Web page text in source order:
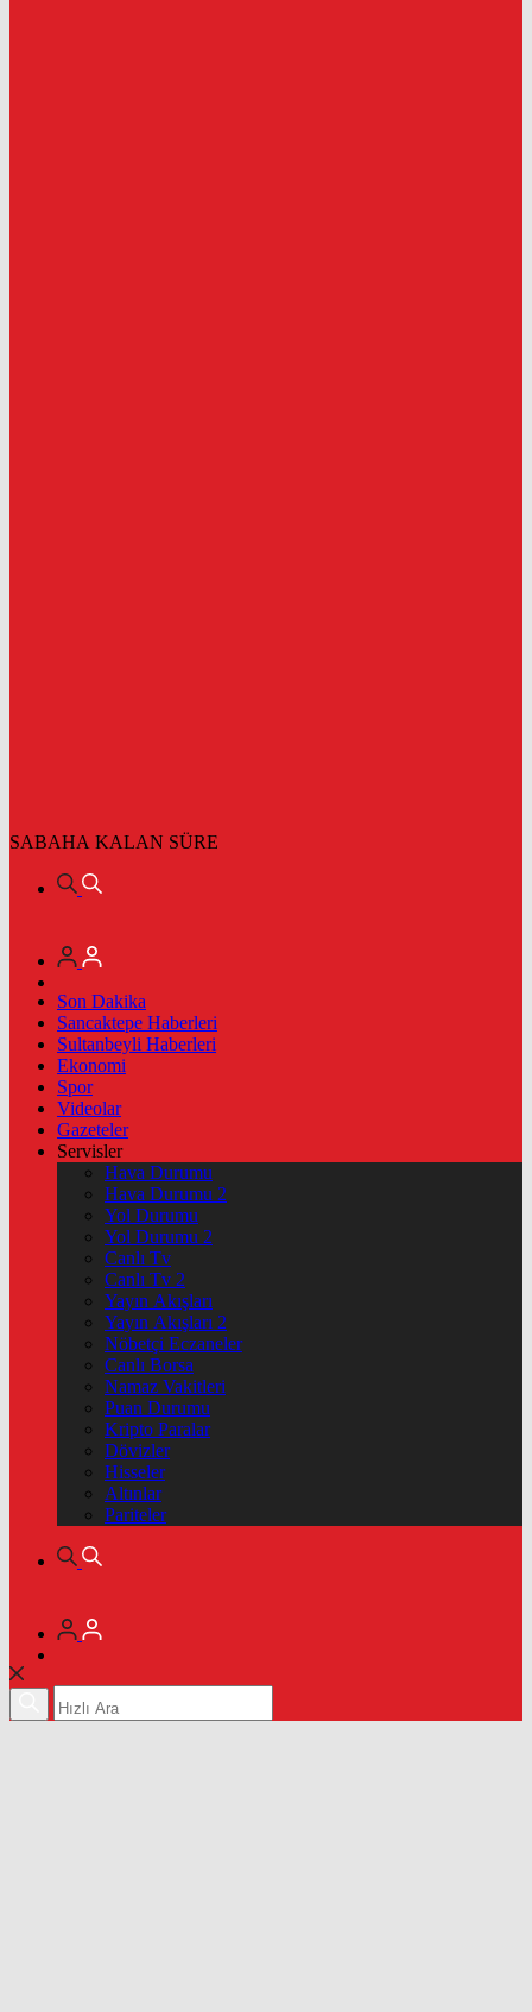
SABAHA KALAN SÜRE
Son Dakika
Sancaktepe Haberleri
Sultanbeyli Haberleri
Ekonomi
Spor
Videolar
Gazeteler
Servisler
Hava Durumu
Hava Durumu 2
Yol Durumu
Yol Durumu 2
Canlı Tv
Canlı Tv 2
Yayın Akışları
Yayın Akışları 2
Nöbetçi Eczaneler
Canlı Borsa
Namaz Vakitleri
Puan Durumu
Kripto Paralar
Dövizler
Hisseler
Altınlar
Pariteler